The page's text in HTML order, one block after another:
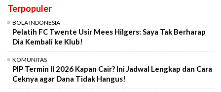
Terpopuler
BOLA INDONESIA
Pelatih FC Twente Usir Mees Hilgers: Saya Tak Berharap
Dia Kembali ke Klub!
KOMUNITAS
PIP Termin II 2026 Kapan Cair? Ini Jadwal Lengkap dan Cara
Ceknya agar Dana Tidak Hangus!